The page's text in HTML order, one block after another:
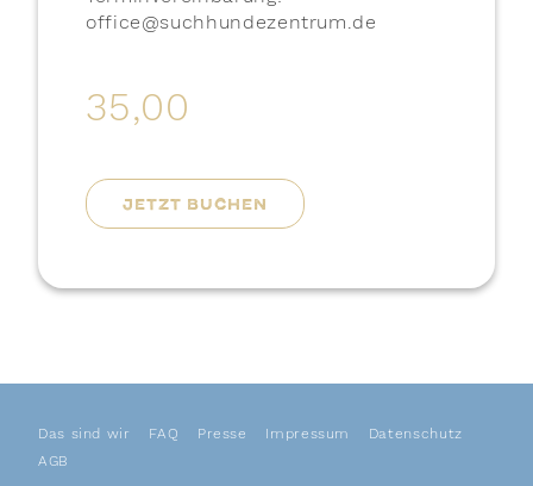
office@suchhundezentrum.de
35,00
JETZT BUCHEN
Das sind wir FAQ Presse Impressum
Datenschutz
AGB